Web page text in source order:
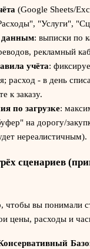
(Google Sheets/
"Услуги",
данным: выписки по
рекламный
учёта:
расход - в день
к заказу.
по загрузке:
на дорогу/
нереалистичным).
сценариев
вы понимали
цены, расходы и